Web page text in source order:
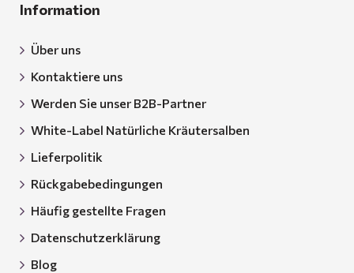
Information
Über uns
Kontaktiere uns
Werden Sie unser B2B-Partner
White-Label Natürliche Kräutersalben
Lieferpolitik
Rückgabebedingungen
Häufig gestellte Fragen
Datenschutzerklärung
Blog